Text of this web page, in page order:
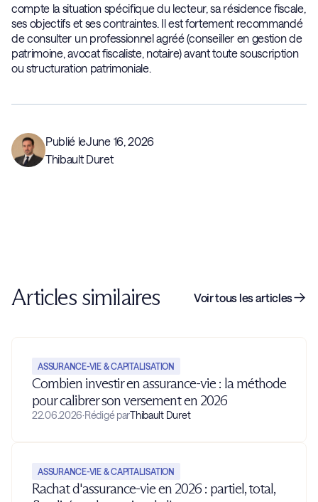
compte la situation spécifique du lecteur, sa résidence fiscale,
ses objectifs et ses contraintes. Il est fortement recommandé
de consulter un professionnel agréé (conseiller en gestion de
patrimoine, avocat fiscaliste, notaire) avant toute souscription
ou structuration patrimoniale.
Publié leJune 16, 2026
Thibault Duret
Articles similaires Voir tous les articles
ASSURANCE-VIE & CAPITALISATION
Combien investir en assurance-vie : la méthode
pour calibrer son versement en 2026
22.06.2026·Rédigé parThibault Duret
ASSURANCE-VIE & CAPITALISATION
Rachat d'assurance-vie en 2026 : partiel, total,